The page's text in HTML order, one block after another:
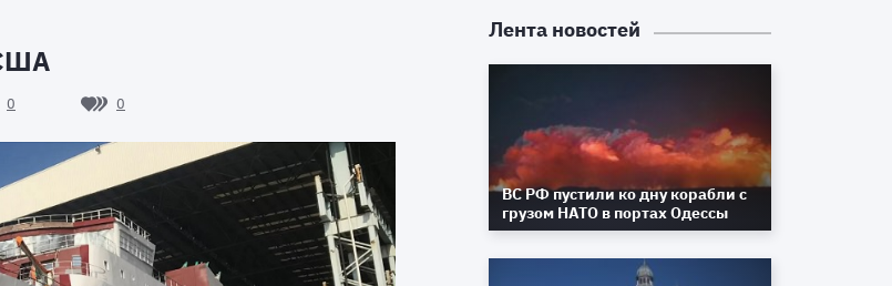
0 0
Лента новостей
ВС РФ пустили ко дну корабли с
грузом НАТО в портах Одессы